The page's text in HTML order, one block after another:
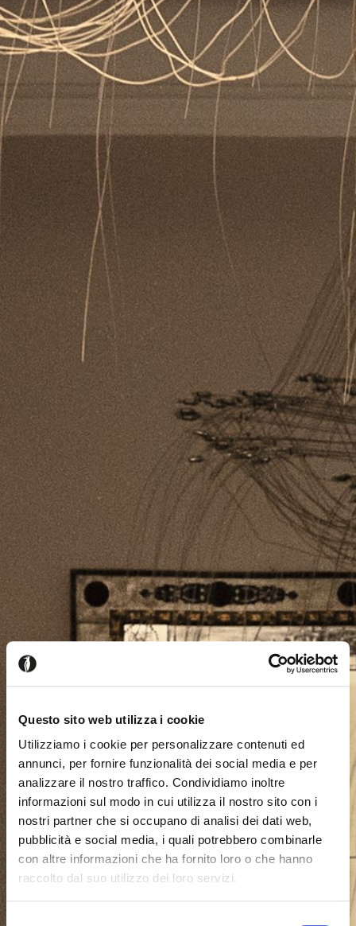
Questo sito web utilizza i cookie
Utilizziamo i cookie per personalizzare contenuti ed
annunci, per fornire funzionalità dei social media e per
analizzare il nostro traffico. Condividiamo inoltre
informazioni sul modo in cui utilizza il nostro sito con i
nostri partner che si occupano di analisi dei dati web,
pubblicità e social media, i quali potrebbero combinarle
con altre informazioni che ha fornito loro o che hanno
raccolto dal suo utilizzo dei loro servizi.
Seems like you’re browsing from Close